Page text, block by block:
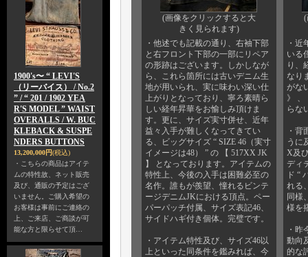
1900's〜 “ LEVI'S
（リーバイス） / No.2
” / “ 201 / 1902 YEA
R'S MODEL ” WAIST
OVERALLS / W. BUC
KLEBACK & SUSPE
NDERS BUTTONS
13,200,000円(税込)
・こちらの商品はアイテ
ムの特性故、ネット販売
及び、通販の予定はござ
いません。ご購入希望の
お客様は事前にご連絡の
上、ご来店、ご商談が可
能な方と限らせて頂…
(画像をクリックすると大
きく見られます)
・他述でも記載の通り、右袖下部
と右フロント下部の一部にリペア
の形跡はございます。しかしなが
ら、これら箇所には古いデニム生
地が用いられ、実に味わい深い仕
上がりとなっており、寧ろ素晴ら
しい経年昇華をお愉しみ頂けま
す。更に、サイズ実寸併せ、近年
益々入手が難しくなってきてい
る、ビッグサイズ “ SIZE 46（実寸
イメージは48） ” の 【 517XX JK
】 となっております。アイテムの
特性上、今後の入手は困難必至の
名作。誰もが羨望、憧れるビンテ
ージデニムJKにおける頂点。ペー
パーパッチ付属、サイズ表記46、
サイドハギ付き個体。完璧です。
・アイテム特性及び、サイズ46以
上といった同条件を鑑みれば、今
(
・近
いる
り、
なり
がな
》 、
らな
・背
うに
X及
ディ
ド “
れる
同様
様を
・昨
動向
的な